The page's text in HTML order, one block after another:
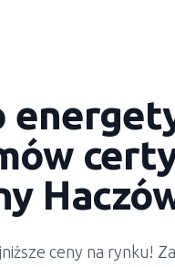
ceny na rynku!